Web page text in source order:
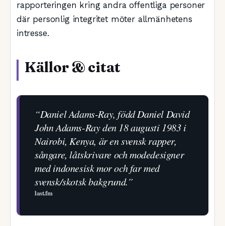
rapporteringen kring andra offentliga personer
där personlig integritet möter allmänhetens
intresse.
Källor & citat
“Daniel Adams-Ray, född Daniel David
John Adams-Ray den 18 augusti 1983 i
Nairobi, Kenya, är en svensk rapper,
sångare, låtskrivare och modedesigner
med indonesisk mor och far med
svensk/skotsk bakgrund.”
last.fm